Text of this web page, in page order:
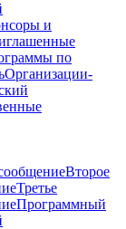
и
по
Организации-
Второе
Третье
Программный